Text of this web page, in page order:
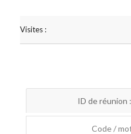
Visites :
ID de réunion :
Code /